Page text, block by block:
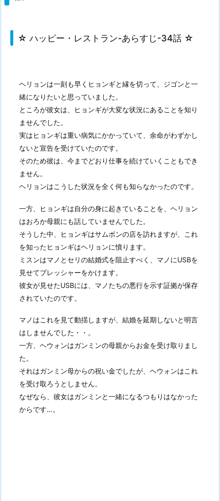
☆ ハッピー・レストラン-あらすじ-34話 ☆
ヘリョンは一刻も早くヒョンギと縁を切って、ジゴンと一
緒になりたいと思っていました。
ところが彼女は、ヒョンギが大変な状況にあることを知り
ませんでした。
実はヒョンギは重い病気にかかっていて、余命がわずかし
ないと宣告を受けていたのです。
そのため彼は、今までどおり仕事を続けていくこともでき
ません。
ヘリョンはこうした状況を全く何も知らなかったのです。
一方、ヒョンギは自分の身に起きていることを、ヘリョン
はおろか母親にも話していませんでした。
そうした中、ヒョンギはサムボンの店を訪れますが、これ
を知ったヒョンギはヘリョンに憤ります。
ミスンはマノとセリの結婚式を阻止すべく、マノにUSBを
見せてプレッシャーをかけます。
彼女が見せたUSBには、マノたちの悪行を示す証拠が保存
されていたのです。
マノはこれを見て動揺しますが、結婚を延期しないと明言
はしませんでした・・。
一方、ヘウォンはガンミンの母親からお金を受け取りまし
た。
それはガンミン母からの祝い金でしたが、ヘウォンはこれ
を受け取ろうとしません。
なぜなら、彼女はガンミンと一緒になるつもりはなかった
からです…。